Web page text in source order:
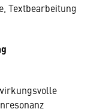
Textbearbeitung